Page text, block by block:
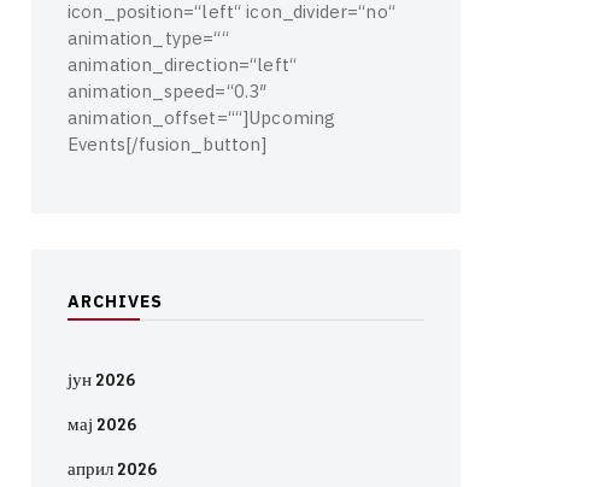
icon position=“left“ icon _divider=“no“
animation type=““
animation direction=“left“
animation speed=“0.3″
animation offset=““]Upcoming
Events[/fusion button]
ARCHIVES
јун 2026
мај 2026
април 2026